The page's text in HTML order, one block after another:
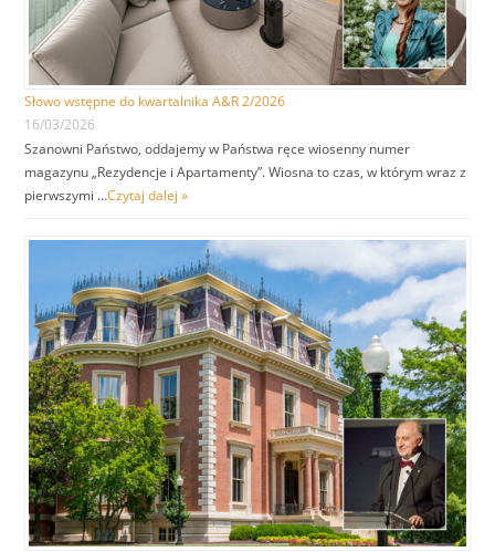
Słowo wstępne do kwartalnika A&R 2/2026
16/03/2026
Szanowni Państwo, oddajemy w Państwa ręce wiosenny numer
magazynu „Rezydencje i Apartamenty”. Wiosna to czas, w którym wraz z
pierwszymi …Czytaj dalej »